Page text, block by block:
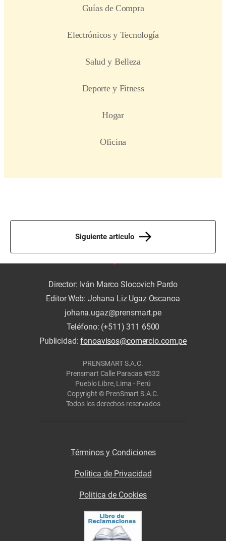
Siguiente artículo
Director: Iván Marco Slocovich Pardo
Editor Web: Johana Liz Ugaz Oscanoa
johana.ugaz@prensmart.pe
Teléfono: (+511) 311 6500
Publicidad:fonoavisos@comercio.com.pe
PRENSMART S.A.C.
Prensmart Calle Paracas #532
Pueblo Libre, Lima - Perú
Copyright © PrenSmart S.A.C.
Todos los derechos reservados
Términos y Condiciones
Política de Privacidad
Politica de Cookies